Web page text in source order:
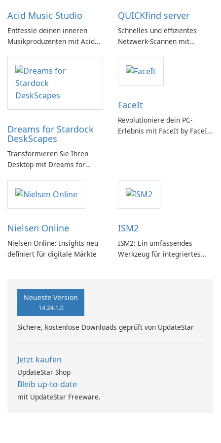
Acid Music Studio
Entfessle deinen inneren
Musikproduzenten mit Acid
QUICKfind server
Schnelles und effizientes
Netzwerk-Scannen mit
Dreams for Stardock
DeskScapes
Transformieren Sie Ihren
Desktop mit Dreams for
FaceIt
Revolutioniere dein PC-
Erlebnis mit FaceIt by FaceIt
Nielsen Online
Nielsen Online: Insights neu
definiert für digitale Märkte
ISM2
ISM2: Ein umfassendes
Werkzeug für integriertes
Neueste Version
14.24.1.0
Sichere, kostenlose Downloads geprüft von UpdateStar
Jetzt kaufen
UpdateStar Shop
Bleib up-to-date
mit UpdateStar Freeware.